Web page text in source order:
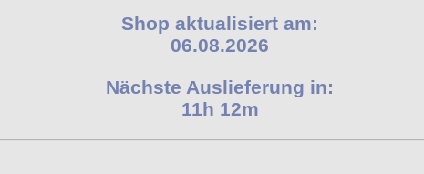
Shop aktualisiert am:
06.08.2026
Nächste Auslieferung in:
11h 12m